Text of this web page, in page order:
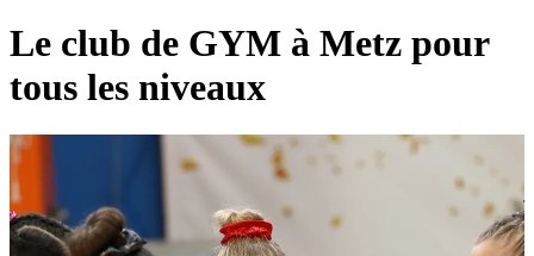
Le club de GYM à Metz pour
tous les niveaux